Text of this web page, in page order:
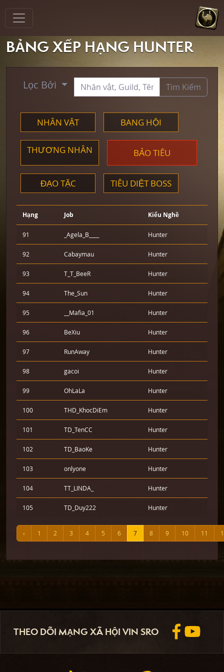
BẢNG XẾP HẠNG HUNTER
Lọc Bởi Tìm Kiếm
NHÂN VẬT BANG HỘI
THƯƠNG NHÂN BẢO TIÊU
ĐẠO TẶC TIÊU DIỆT BOSS
Hạng Job Kiểu Nghề
91 _Agela_B____ Hunter
92 Cabaymau Hunter
93 T_T_BeeR Hunter
94 The_Sun Hunter
95 __Mafia_01 Hunter
96 BeXiu Hunter
97 RunAway Hunter
98 gacoi Hunter
99 OhLaLa Hunter
100 THD_KhocDiEm Hunter
101 TD_TenCC Hunter
102 TD_BaoKe Hunter
103 onlyone Hunter
104 TT_LINDA_ Hunter
105 TD_Duy222 Hunter
‹ 1 2 3 4 5 6 7 8 9 10 11
THEO DÕI MẠNG XÃ HỘI VIN SRO